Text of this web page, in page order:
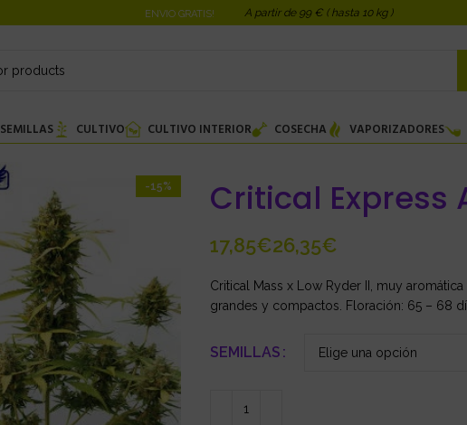
ENVIO GRATIS! A partir de 99 € ( hasta 10 kg )
SEMILLAS CULTIVO CULTIVO INTERIOR COSECHA VAPORIZADORES
-15% Critical Express
€ €
Critical Mass x Low Ryder II, muy
grandes y compactos. Floración: 65 – 68
SEMILLAS